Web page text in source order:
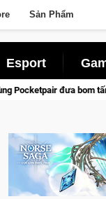
Sản Phẩm
Esport
săn thú sinh tồn lên di